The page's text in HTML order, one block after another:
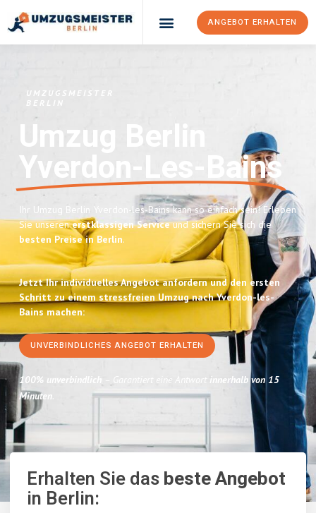
ANGEBOT ERHALTEN
UMZUGSMEISTER
BERLIN
Umzug Berlin
Yverdon-Les-Bains
Ihr Umzug Berlin Yverdon-les-Bains kann so einfach sein! Erleben
Sie unserenerstklassigen Serviceund sichern Sie sich die
besten Preise in Berlin.
Jetzt Ihr individuelles Angebot anfordern und den ersten
Schritt zu einem stressfreien Umzug nach Yverdon-les-
Bains machen:
UNVERBINDLICHES ANGEBOT ERHALTEN
100% unverbindlich – Garantiert eine Antwort innerhalb von 15
Minuten.
Erhalten Sie dasbeste Angebot
in Berlin: